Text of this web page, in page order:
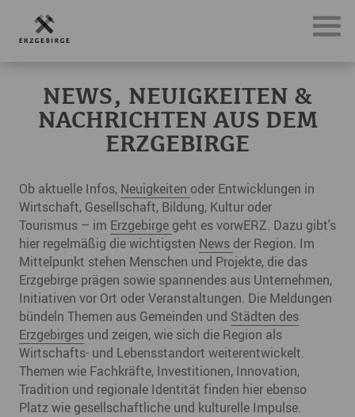
News, Neuigkeiten & Nachrichten aus dem Erzgebirge
NEWS, NEUIGKEITEN &
NACHRICHTEN AUS DEM
ERZGEBIRGE
Ob aktuelle Infos, Neuigkeiten oder Entwicklungen in
Wirtschaft, Gesellschaft, Bildung, Kultur oder
Tourismus – im Erzgebirge geht es vorwERZ. Dazu gibt's
hier regelmäßig die wichtigsten News der Region. Im
Mittelpunkt stehen Menschen und Projekte, die das
Erzgebirge prägen sowie spannendes aus Unternehmen,
Initiativen vor Ort oder Veranstaltungen. Die Meldungen
bündeln Themen aus Gemeinden und Städten des
Erzgebirges und zeigen, wie sich die Region als
Wirtschafts- und Lebensstandort weiterentwickelt.
Themen wie Fachkräfte, Investitionen, Innovation,
Tradition und regionale Identität finden hier ebenso
Platz wie gesellschaftliche und kulturelle Impulse.